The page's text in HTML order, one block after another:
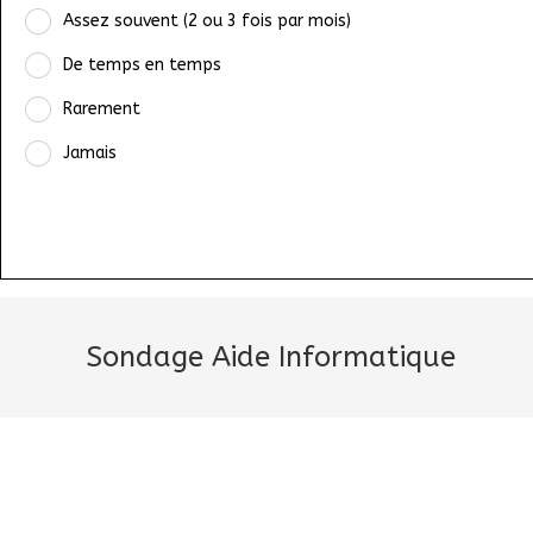
Assez souvent (2 ou 3 fois par mois)
De temps en temps
Rarement
Jamais
Sondage Aide Informatique